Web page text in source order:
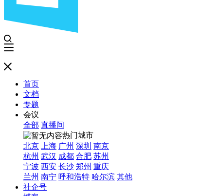
首页
文档
专题
会议
全部 直播间
热门城市
北京
上海 广州 深圳 南京
杭州 武汉 成都 合肥 苏州
宁波 西安 长沙 郑州 重庆
兰州 南宁 呼和浩特 哈尔滨 其他
社企号